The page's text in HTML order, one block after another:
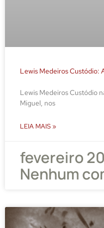
Lewis Medeiros Custódio:
Lewis Medeiros Custódio
Miguel, nos
LEIA MAIS »
fevereiro
Nenhum